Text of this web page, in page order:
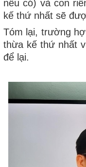
nếu có) và con
kế thứ nhất sẽ
Tóm lại, trường
thừa kế thứ nhất
để lại.